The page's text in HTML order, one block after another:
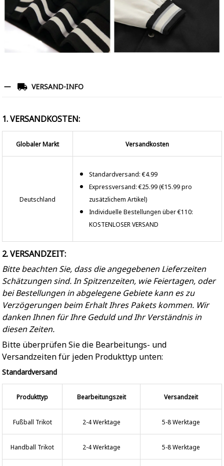
VERSAND-INFO
1. VERSANDKOSTEN:
Globaler Markt Versandkosten
Deutschland
Standardversand: €4.99
Expressversand: €25.99 (€15.99 pro
zusätzlichem Artikel)
Individuelle Bestellungen über €110:
KOSTENLOSER VERSAND
2. VERSANDZEIT:
Bitte beachten Sie, dass die angegebenen Lieferzeiten
Schätzungen sind. In Spitzenzeiten, wie Feiertagen, oder
bei Bestellungen in abgelegene Gebiete kann es zu
Verzögerungen beim Erhalt Ihres Pakets kommen. Wir
danken Ihnen für Ihre Geduld und Ihr Verständnis in
diesen Zeiten.
Bitte überprüfen Sie die Bearbeitungs- und
Versandzeiten für jeden Produkttyp unten:
Standardversand
Produkttyp Bearbeitungszeit Versandzeit
Fußball Trikot 2-4 Werktage 5-8 Werktage
Handball Trikot 2-4 Werktage 5-8 Werktage